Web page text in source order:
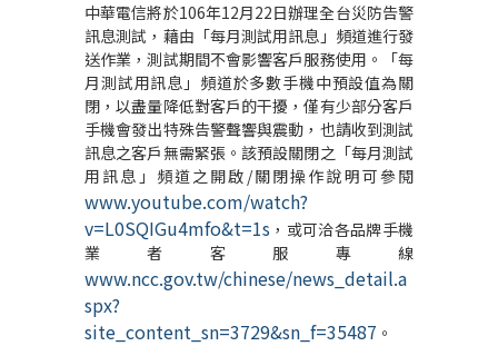
中華電信將於106年12月22日辦理全台災防告警
訊息測試，藉由「每月測試用訊息」頻道進行發
送作業，測試期間不會影響客戶服務使用。「每
月測試用訊息」頻道於多數手機中預設值為關
閉，以盡量降低對客戶的干擾，僅有少部分客戶
手機會發出特殊告警聲響與震動，也請收到測試
訊息之客戶無需緊張。該預設關閉之「每月測試
用訊息」頻道之開啟/關閉操作說明可參閱
www.youtube.com/watch?
v=L0SQIGu4mfo&t=1s ，或可洽各品牌手機
業者客服專線
www.ncc.gov.tw/chinese/news_detail.a
spx?
site_content_sn=3729&sn_f=35487 。